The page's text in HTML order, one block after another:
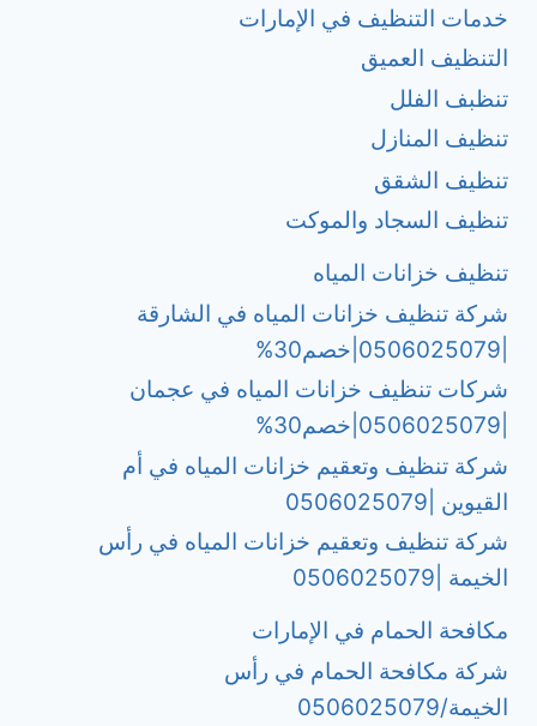
خدمات التنظيف في الإمارات
التنظيف العميق
تنظبف الفلل
تنظيف المنازل
تنظيف الشقق
تنظيف السجاد والموكت
تنظيف خزانات المياه
شركة تنظيف خزانات المياه في الشارقة
شركات تنظيف خزانات المياه في عجمان
شركة تنظيف وتعقيم خزانات المياه في أم
القيوين |0506025079
شركة تنظيف وتعقيم خزانات المياه في رأس
الخيمة |0506025079
مكافحة الحمام في الإمارات
شركة مكافحة الحمام في رأس
الخيمة/0506025079